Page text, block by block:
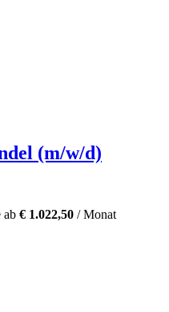
(m/w/d)
ab € 1.022,50 / Monat